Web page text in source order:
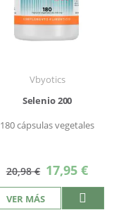
Vbyotics
Selenio 200
180 cápsulas vegetales
20,98 € Precio
especial
17,95 €
VER MÁS